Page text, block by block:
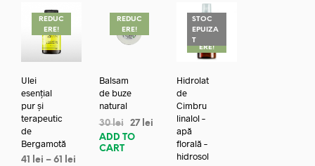
REDUC
ERE!
Ulei
esențial
pur și
terapeutic
de
Bergamotă
41 lei – 61
lei
REDUC
ERE!
Balsam
de buze
natural
30lei 27 lei
ADD TO
CART
STOC
EPUIZA
TREDUC
ERE!
Hidrolat
de
Cimbru
linalol –
apă
florală –
hidrosol